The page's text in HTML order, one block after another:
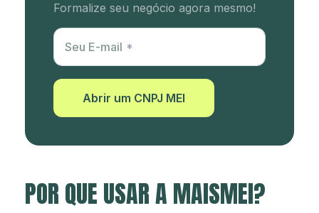
Formalize seu negócio agora mesmo!
Utm Content
Seu E-mail
Abrir um CNPJ MEI
POR QUE USAR A MAISMEI?